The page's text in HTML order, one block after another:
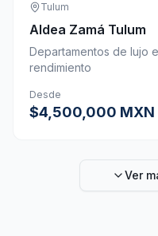
Tulum
Aldea Zamá Tulum
Departamentos de lujo
rendimiento
Desde
$4,500,000 MXN
Ver